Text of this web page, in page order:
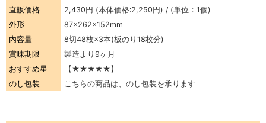
直販価格
2,430円 (本体価格:2,250円) / (単位：1個)
外形
87×262×152mm
内容量
8切48枚×3本(板のり18枚分)
賞味期限
製造より9ヶ月
おすすめ星
【★★★★★】
のし包装
こちらの商品は、のし包装を承ります